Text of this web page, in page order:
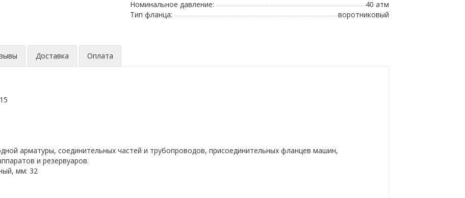
Номинальное давление:
40 атм
Тип фланца:
воротниковый
Доставка Оплата
арматуры, соединительных частей и трубопроводов, присоединительных фланцев машин,
и резервуаров.
мм: 32